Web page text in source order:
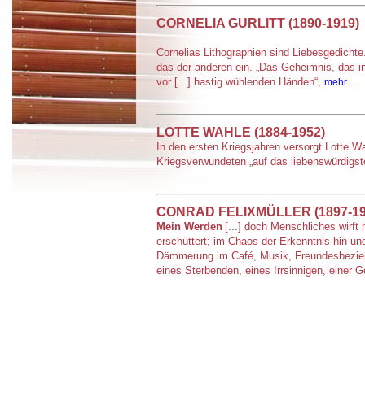
CORNELIA GURLITT (1890-1919)
Cornelias Lithographien sind
das der anderen ein. „Das Geheimnis, das
vor [...] hastig wühlenden Händen“, mehr...
LOTTE WAHLE (1884-1952)
In den ersten Kriegsjahren versorgt Lotte
Kriegsverwundeten „auf das
CONRAD FELIXMÜLLER (1897-
Mein Werden [...] doch Menschliches wirft
erschüttert; im Chaos der Erkenntnis hin
Dämmerung im Café, Musik,
eines Sterbenden, eines Irrsinnigen, einer